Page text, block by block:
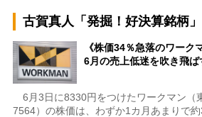
古賀真人「発掘！好決算銘柄」
《株価34％急落のワーク
6月の売上低迷を吹き飛
6月3日に8330円をつけたワークマン（
7564）の株価は、わずか1カ月あまりで